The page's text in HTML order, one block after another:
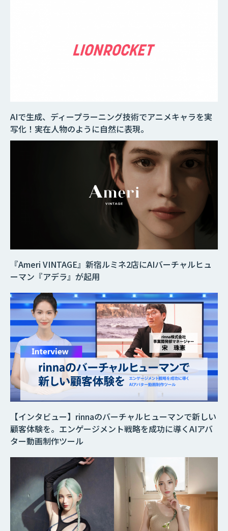
『Ameri VINTAGE』新宿ルミネ2店にAIバーチャルヒュ
ーマン『アデラ』が起用
AIで生成、ディープラーニング技術でアニメキャラを実
写化！実在人物のように自然に表現。
【インタビュー】rinnaのバーチャルヒューマンで新しい
顧客体験を。エンゲージメント戦略を成功に導くAIアバ
ター動画制作ツール